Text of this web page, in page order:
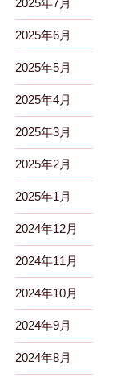
2025年7月
2025年6月
2025年5月
2025年4月
2025年3月
2025年2月
2025年1月
2024年12月
2024年11月
2024年10月
2024年9月
2024年8月